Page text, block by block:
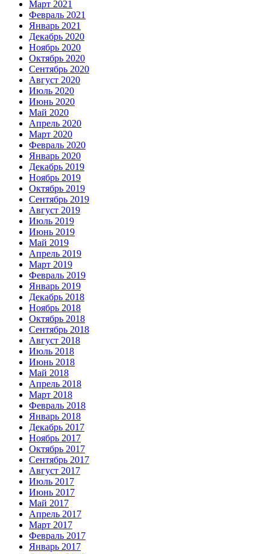
Март 2021
Февраль 2021
Январь 2021
Декабрь 2020
Ноябрь 2020
Октябрь 2020
Сентябрь 2020
Август 2020
Июль 2020
Июнь 2020
Май 2020
Апрель 2020
Март 2020
Февраль 2020
Январь 2020
Декабрь 2019
Ноябрь 2019
Октябрь 2019
Сентябрь 2019
Август 2019
Июль 2019
Июнь 2019
Май 2019
Апрель 2019
Март 2019
Февраль 2019
Январь 2019
Декабрь 2018
Ноябрь 2018
Октябрь 2018
Сентябрь 2018
Август 2018
Июль 2018
Июнь 2018
Май 2018
Апрель 2018
Март 2018
Февраль 2018
Январь 2018
Декабрь 2017
Ноябрь 2017
Октябрь 2017
Сентябрь 2017
Август 2017
Июль 2017
Июнь 2017
Май 2017
Апрель 2017
Март 2017
Февраль 2017
Январь 2017